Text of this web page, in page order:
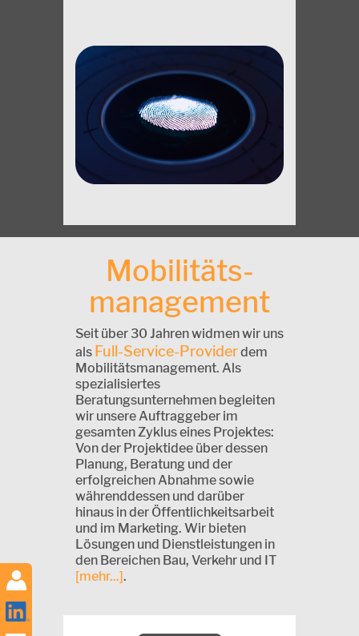
Mobilitäts-
management
Seit über 30 Jahren widmen wir uns
als Full-Service-Providerdem
Mobilitätsmanagement. Als
spezialisiertes
Beratungsunternehmen begleiten
wir unsere Auftraggeber im
gesamten Zyklus eines Projektes:
Von der Projektidee über dessen
Planung, Beratung und der
erfolgreichen Abnahme sowie
währenddessen und darüber
hinaus in der Öffentlichkeitsarbeit
und im Marketing. Wir bieten
Lösungen und Dienstleistungen in
den Bereichen Bau, Verkehr und IT
[mehr...].